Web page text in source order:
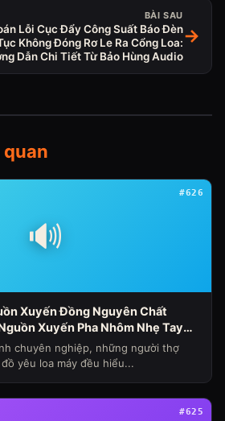
BÀI SAU
Lỗi Cục Đẩy Công Suất Báo Đèn
Không Đóng Rơ Le Ra Cổng Loa:
Dẫn Chi Tiết Từ Bảo Hùng Audio
→
quan
🔊
#626
Xuyến Đồng Nguyên Chất
Xuyến Pha Nhôm Nhẹ Tay
Loa Máy (Chủ Đề Loa Máy
chuyên nghiệp, những người thợ
yêu loa máy đều hiểu...
#625